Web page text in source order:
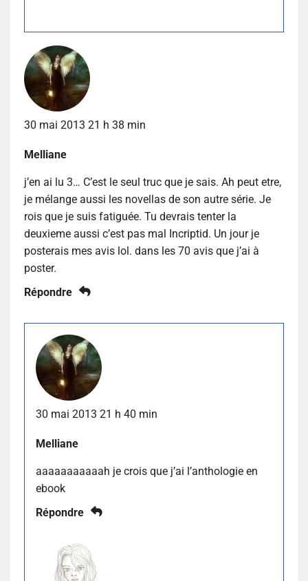
30 mai 2013 21 h 38 min
Melliane
j’en ai lu 3… C’est le seul truc que je sais. Ah peut etre,
je mélange aussi les novellas de son autre série. Je
rois que je suis fatiguée. Tu devrais tenter la
deuxieme aussi c’est pas mal Incriptid. Un jour je
posterais mes avis lol. dans les 70 avis que j’ai à
poster.
Répondre
30 mai 2013 21 h 40 min
Melliane
aaaaaaaaaaah je crois que j’ai l’anthologie en
ebook
Répondre